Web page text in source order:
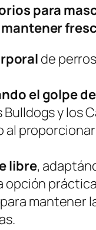
para
mantener
de perros
el golpe
y los
al
libre,
opción